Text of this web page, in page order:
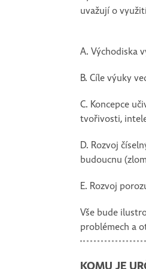
uvažují o
A. Východiska
B. Cíle výuky
C. Koncepce
tvořivosti,
D. Rozvoj
budoucnu
E. Rozvoj
Vše bude
problémech a